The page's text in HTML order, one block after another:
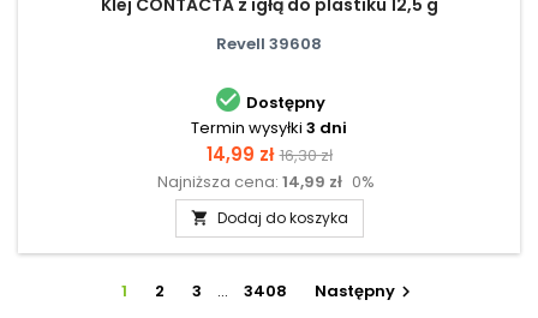
Revell 39608
 Dostępny
Termin wysyłki 3 dni
Cena
14,99 zł Cena
podstawowa
16,30 zł
Najniższa cena: 14,99 zł 0%
 Dodaj do koszyka
1 2 3 … 3408 Następny 